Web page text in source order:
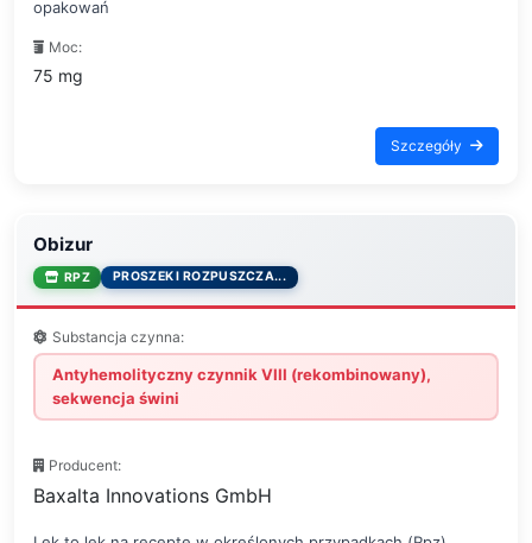
opakowań
Moc:
75 mg
Szczegóły
Obizur
RPZ PROSZEK I ROZPUSZCZA...
Substancja czynna:
Antyhemolityczny czynnik VIII (rekombinowany),
sekwencja świni
Producent:
Baxalta Innovations GmbH